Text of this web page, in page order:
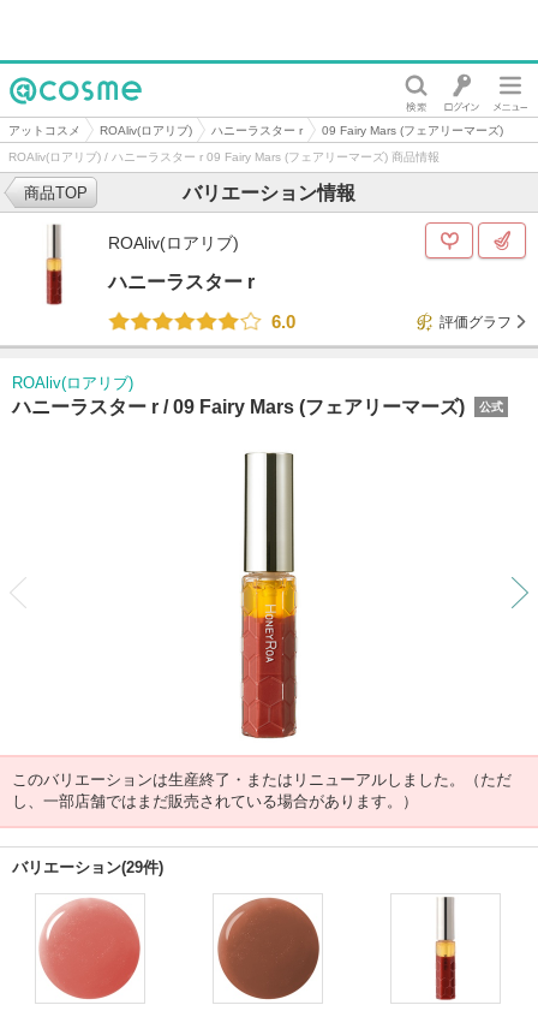
@cosme
アットコスメ ROAliv(ロアリブ) ハニーラスター r
09 Fairy Mars (フェアリーマーズ)
ROAliv(ロアリブ) / ハニーラスター r 09 Fairy Mars (フェアリーマーズ) 商品情報
バリエーション情報
商品TOP
ROAliv(ロアリブ)
ハニーラスター r
6.0
評価グラフ
ROAliv(ロアリブ)
ハニーラスター r /09 Fairy Mars (フェアリーマーズ) 公式
このバリエーションは生産終了・またはリニューアルしました。（ただ
し、一部店舗ではまだ販売されている場合があります。）
バリエーション(29件)